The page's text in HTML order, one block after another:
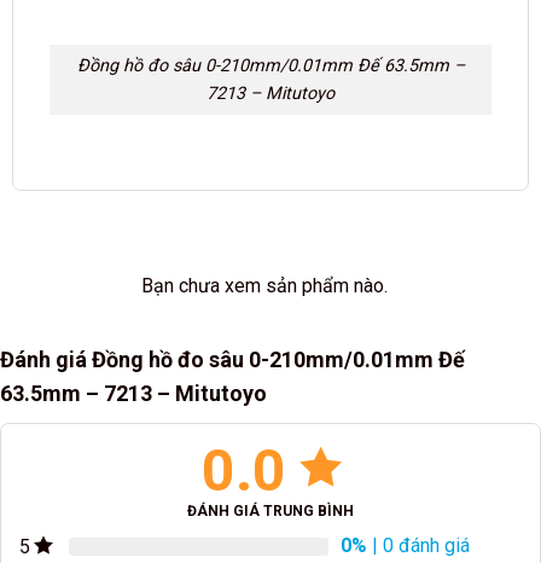
Đồng hồ đo sâu 0-210mm/0.01mm Đế 63.5mm –
7213 – Mitutoyo
Bạn chưa xem sản phẩm nào.
Đánh giá Đồng hồ đo sâu 0-210mm/0.01mm Đế
63.5mm – 7213 – Mitutoyo
0.0
ĐÁNH GIÁ TRUNG BÌNH
5 0% | 0 đánh giá